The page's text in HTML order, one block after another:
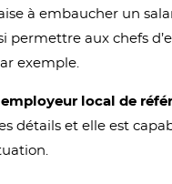
à embaucher un
permettre aux chefs
exemple.
local de
détails et elle est